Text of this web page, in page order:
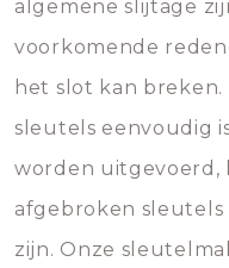
algemene slijtage
voorkomende
het slot kan
sleutels eenvoudig
worden uitgevoerd,
afgebroken sleutels
zijn. Onze